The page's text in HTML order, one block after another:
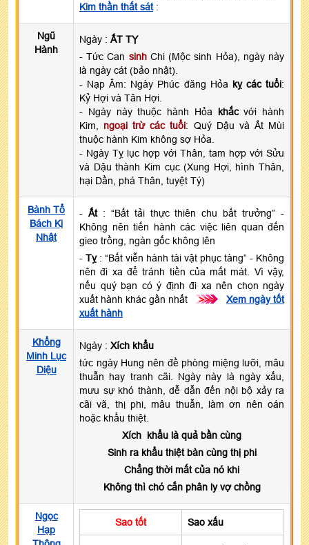
Kim thần thất sát:
Ngũ
Hành
Ngày : ẤT TỴ
- Tức Can sinhChi (Mộc sinh Hỏa), ngày này
là ngày cát (bảo nhật).
- Nạp Âm: Ngày Phúc đăng Hỏa kỵ các tuổi:
Kỷ Hợi và Tân Hợi.
- Ngày này thuộc hành Hỏa khắcvới hành
Kim, ngoại trừ các tuổi: Quý Dậu và Ất Mùi
thuộc hành Kim không sợ Hỏa.
- Ngày Tỵ lục hợp với Thân, tam hợp với Sửu
và Dậu thành Kim cục (Xung Hợi, hình Thân,
hại Dần, phá Thân, tuyệt Tý)
Bành Tổ
Bách Kị
Nhật
- Ất: “Bất tải thực thiên chu bất trưởng” -
Không nên tiến hành các việc liên quan đến
gieo trồng, ngàn gốc không lên
- Tỵ: “Bất viễn hành tài vật phục tàng” - Không
nên đi xa để tránh tiền của mất mát. Vì vậy,
nếu quý bạn có ý định đi xa nên chọn ngày
xuất hành khác gần nhất
>>>
Xem ngày tốt
xuất hành
Khổng
Minh Lục
Diệu
Ngày : Xích khẩu
tức ngày Hung nên đề phòng miệng lưỡi, mâu
thuẫn hay tranh cãi. Ngày này là ngày xấu,
mưu sự khó thành, dễ dẫn đến nội bộ xảy ra
cãi vã, thị phi, mâu thuẫn, làm ơn nên oán
hoặc khẩu thiệt.
Xích khẩu là quả bần cùng
Sinh ra khẩu thiệt bàn cùng thị phi
Chẳng thời mất của nó khi
Không thì chó cắn phân ly vợ chồng
Ngọc
Hạp
Sao tốt Sao xấu